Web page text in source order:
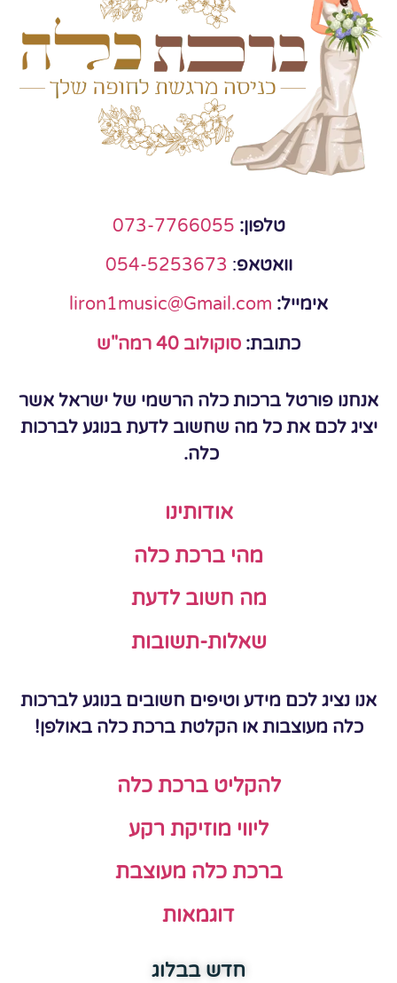
טלפון: 073-7766055
וואטאפ:
054-5253673
אימייל: liron1music@Gmail.com
כתובת: סוקולוב 40 רמה"ש
אנחנו פורטל ברכות כלה הרשמי של ישראל אשר
יציג לכם את כל מה שחשוב לדעת בנוגע לברכות
כלה.
אודותינו
מהי ברכת כלה
מה חשוב לדעת
שאלות-תשובות
אנו נציג לכם מידע וטיפים חשובים בנוגע לברכות
כלה מעוצבות או הקלטת ברכת כלה באולפן!
להקליט ברכת כלה
ליווי מוזיקת רקע
ברכת כלה מעוצבת
דוגמאות
חדש בבלוג